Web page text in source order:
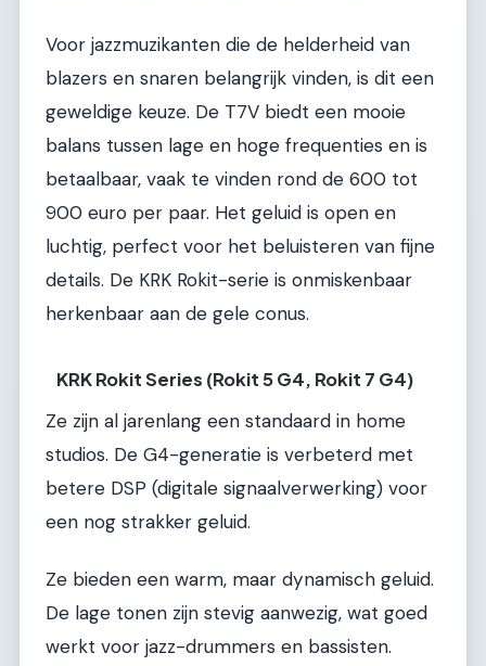
Voor jazzmuzikanten die de helderheid van
blazers en snaren belangrijk vinden, is dit een
geweldige keuze. De T7V biedt een mooie
balans tussen lage en hoge frequenties en is
betaalbaar, vaak te vinden rond de 600 tot
900 euro per paar. Het geluid is open en
luchtig, perfect voor het beluisteren van fijne
details. De KRK Rokit-serie is onmiskenbaar
herkenbaar aan de gele conus.
KRK Rokit Series (Rokit 5 G4, Rokit 7 G4)
Ze zijn al jarenlang een standaard in home
studios. De G4-generatie is verbeterd met
betere DSP (digitale signaalverwerking) voor
een nog strakker geluid.
Ze bieden een warm, maar dynamisch geluid.
De lage tonen zijn stevig aanwezig, wat goed
werkt voor jazz-drummers en bassisten.